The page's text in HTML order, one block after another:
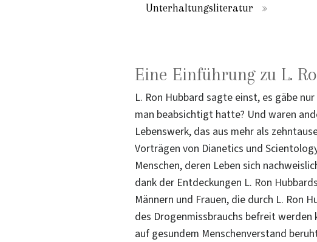
Unterhaltungsliteratur
Eine Einführung zu L.
L. Ron Hubbard sagte einst, es gäbe
man beabsichtigt hatte? Und waren
Lebenswerk, das aus mehr als
Vorträgen von Dianetics und
Menschen, deren Leben sich
dank der Entdeckungen L. Ron
Männern und Frauen, die durch L. Ron
des Drogenmissbrauchs befreit werden
auf gesundem Menschenverstand